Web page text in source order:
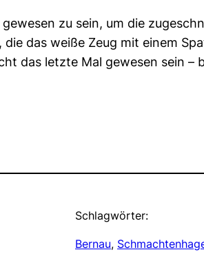
zu sein, um die
das weiße Zeug mit einem
das letzte Mal gewesen sein
Schlagwörter:
Bernau,